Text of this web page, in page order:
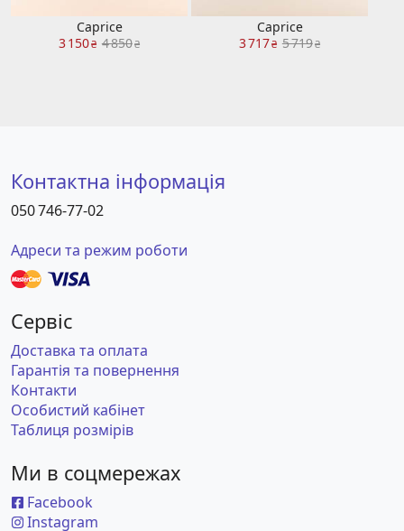
Caprice
3 150₴ 4 850₴
Caprice
3 717₴ 5 719₴
Контактна інформація
050 746-77-02
Адреси та режим роботи
Сервіс
Доставка та оплата
Гарантія та повернення
Контакти
Особистий кабінет
Таблиця розмірів
Ми в соцмережах
Facebook
Instagram